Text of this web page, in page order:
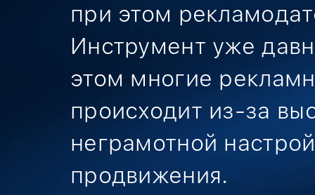
при этом
Инструмент уже
этом многие
происходит из-за
неграмотной
продвижения.